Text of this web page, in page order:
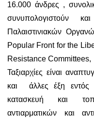
16.000 άνδρες ,
συνυπολογιστούν
Παλαιστινιακών
Popular Front for the
Resistance Committees,
Ταξιαρχίες είναι
και άλλες έξη
κατασκευή και
αντιαρματικών και